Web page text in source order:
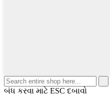
બંધ કરવા માટે ESC દબાવો